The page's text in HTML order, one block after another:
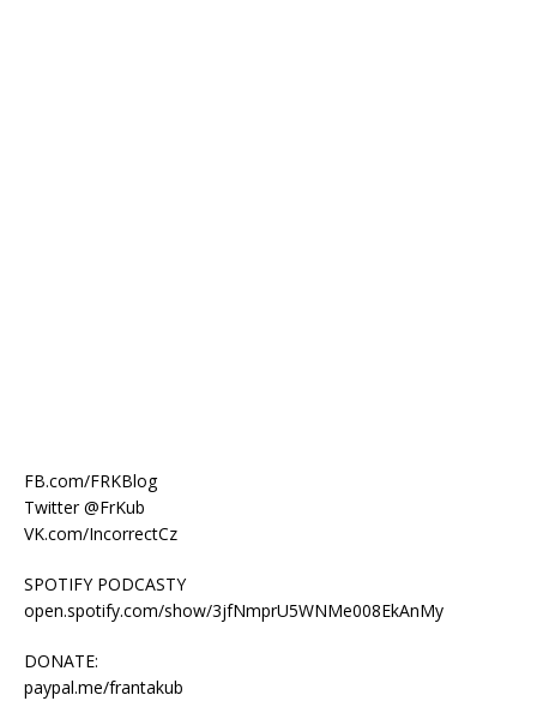
FB.com/FRKBlog
Twitter @FrKub
VK.com/IncorrectCz
SPOTIFY PODCASTY
open.spotify.com/show/3jfNmprU5WNMe008EkAnMy
DONATE:
paypal.me/frantakub